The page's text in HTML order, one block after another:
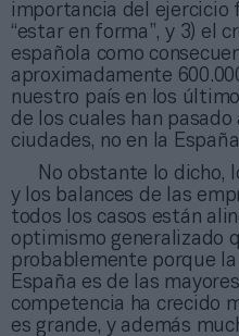
importancia del ejercicio
“estar en forma”, y 3) el
española como
aproximadamente
nuestro país en los
de los cuales han
ciudades, no en la
No obstante lo dicho,
y los balances de las
todos los casos están
optimismo generalizado
probablemente porque
España es de las
competencia ha crecido
es grande, y además